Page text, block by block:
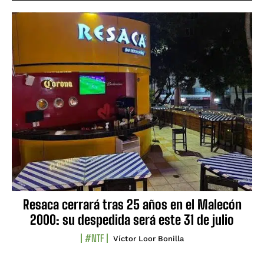
Resaca cerrará tras 25 años en el Malecón
2000: su despedida será este 31 de julio
#NTF Víctor Loor Bonilla